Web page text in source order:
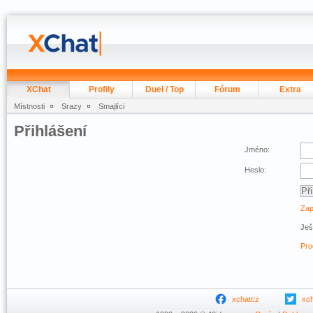
XChat Profily Duel / Top Fórum Extra
Místnosti Srazy Smajlíci
Přihlášení
Jméno:
Heslo:
xchatcz